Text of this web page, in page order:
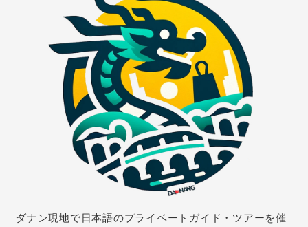
ダナン現地で日本語のプライベートガイド・ツアーを催